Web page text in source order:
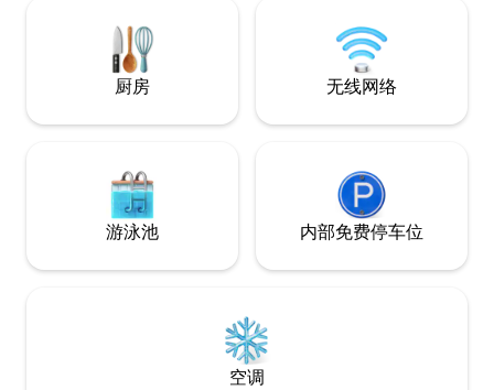
（Dordogne）、
举。到处都是可以
厨房 无线网络
游泳池 内部免费停车位
空调